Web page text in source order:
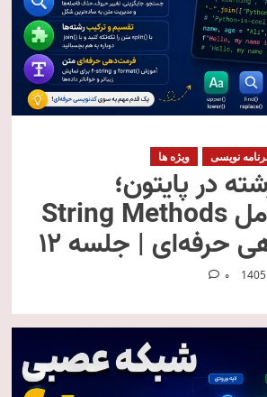
نویسی ویژه ها
در پایتون؛
آموزش کامل String Methods
حرفه‌ای | جلسه ۱۲
0